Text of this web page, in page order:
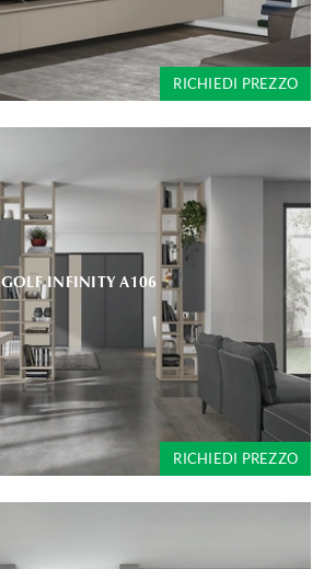
RICHIEDI PREZZO
GOLF INFINITY A106
RICHIEDI PREZZO